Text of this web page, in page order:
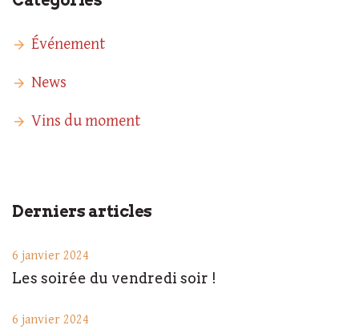
Événement
News
Vins du moment
Derniers articles
6 janvier 2024
Les soirée du vendredi soir !
6 janvier 2024